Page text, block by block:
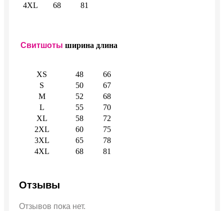
4XL
68 81
Свитшоты ширина длина
XS 48
66
S
50
67
M
52
68
L
55
70
XL
58
72
2XL
60
75
3XL
65
78
4XL
68 81
Отзывы
Отзывов пока нет.